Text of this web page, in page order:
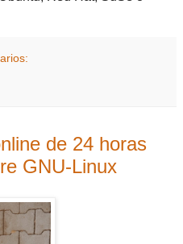
de 24 horas
GNU-Linux